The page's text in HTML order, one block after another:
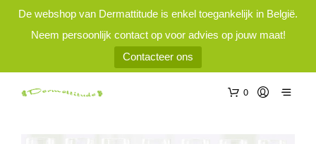
De webshop van Dermattitude is enkel toegankelijk in België.
Neem persoonlijk contact op voor advies op jouw maat!
Contacteer ons
0